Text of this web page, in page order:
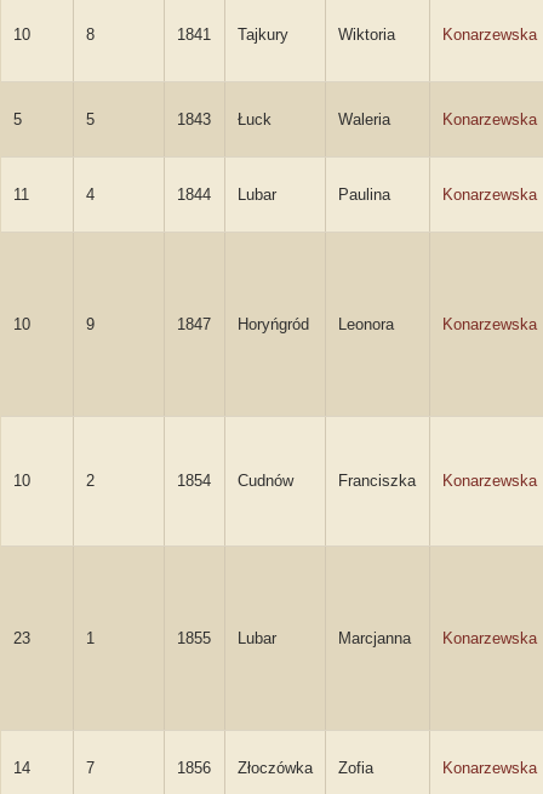
10 8 1841 Tajkury Wiktoria Konarzewska
5 5 1843 Łuck Waleria Konarzewska
11 4 1844 Lubar Paulina Konarzewska
10 9 1847 Horyńgród Leonora Konarzewska
10 2 1854 Cudnów Franciszka Konarzewska
23 1 1855 Lubar Marcjanna Konarzewska
14 7 1856 Złoczówka Zofia Konarzewska